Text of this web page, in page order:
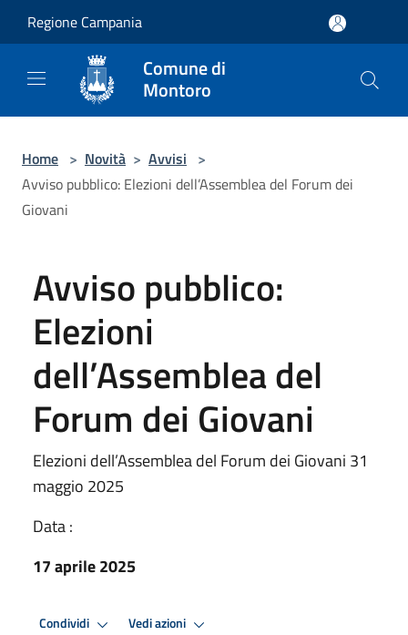
Regione Campania
Comune di
Montoro
Home > Novità > Avvisi >
Avviso pubblico: Elezioni dell’Assemblea del Forum dei
Giovani
Avviso pubblico:
Elezioni
dell’Assemblea del
Forum dei Giovani
Elezioni dell’Assemblea del Forum dei Giovani 31
maggio 2025
Data :
17 aprile 2025
Condividi Vedi azioni